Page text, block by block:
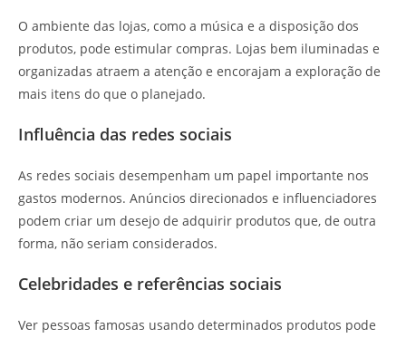
O ambiente das lojas, como a música e a disposição dos
produtos, pode estimular compras. Lojas bem iluminadas e
organizadas atraem a atenção e encorajam a exploração de
mais itens do que o planejado.
Influência das redes sociais
As redes sociais desempenham um papel importante nos
gastos modernos. Anúncios direcionados e influenciadores
podem criar um desejo de adquirir produtos que, de outra
forma, não seriam considerados.
Celebridades e referências sociais
Ver pessoas famosas usando determinados produtos pode